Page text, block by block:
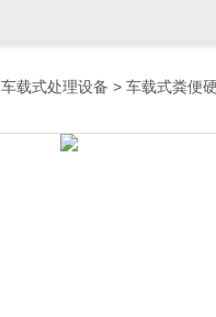
车载式处理设备 > 车载式粪便